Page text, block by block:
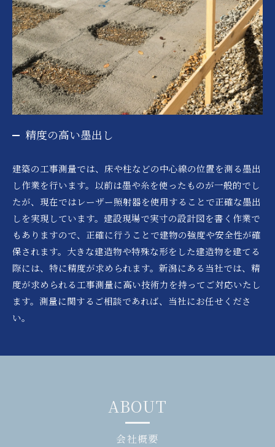
精度の高い墨出し
建築の工事測量では、床や柱などの中心線の位置を測る墨出
し作業を行います。以前は墨や糸を使ったものが一般的でし
たが、現在ではレーザー照射器を使用することで正確な墨出
しを実現しています。建設現場で実寸の設計図を書く作業で
もありますので、正確に行うことで建物の強度や安全性が確
保されます。大きな建造物や特殊な形をした建造物を建てる
際には、特に精度が求められます。新潟にある当社では、精
度が求められる工事測量に高い技術力を持ってご対応いたし
ます。測量に関するご相談であれば、当社にお任せくださ
い。
会社概要
ABOUT